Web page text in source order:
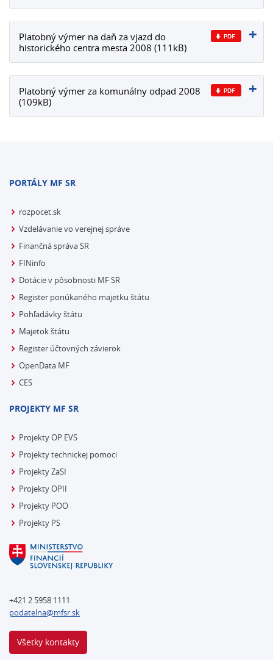
Platobný výmer na daň za vjazd do
historického centra mesta 2008 (111kB)
Platobný výmer za komunálny odpad 2008
(109kB)
PORTÁLY MF SR
rozpocet.sk
Vzdelávanie vo verejnej správe
Finančná správa SR
FINinfo
Dotácie v pôsobnosti MF SR
Register ponúkaného majetku štátu
Pohľadávky štátu
Majetok štátu
Register účtovných závierok
OpenData MF
CES
PROJEKTY MF SR
Projekty OP EVS
Projekty technickej pomoci
Projekty ZaSI
Projekty OPII
Projekty POO
Projekty PS
+421 2 5958 1111
podatelna@mfsr.sk
Všetky kontakty